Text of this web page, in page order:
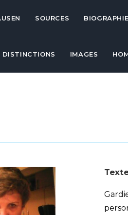
SOURCES BIOGRAPHIE
DISTINCTIONS IMAGES